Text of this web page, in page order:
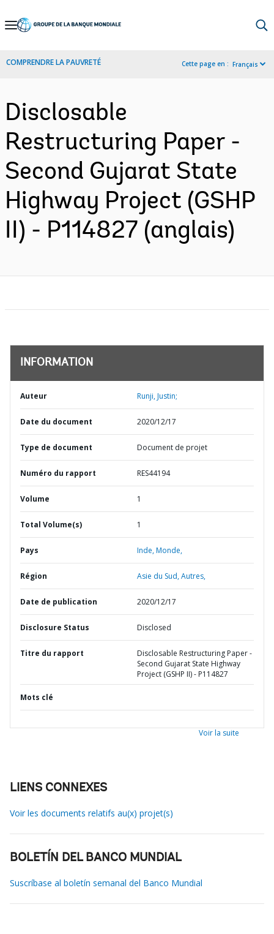
Skip
Navigation
COMPRENDRE LA PAUVRETÉ Cette page en : Français
Disclosable
Restructuring Paper -
Second Gujarat State
Highway Project (GSHP
II) - P114827 (anglais)
INFORMATION
Auteur Runji, Justin;
Date du document 2020/12/17
Type de document Document de projet
Numéro du rapport RES44194
Volume 1
Total Volume(s) 1
Pays Inde,Monde,
Région Asie du Sud,Autres,
Date de publication 2020/12/17
Disclosure Status Disclosed
Titre du rapport
Disclosable Restructuring Paper -
Second Gujarat State Highway
Project (GSHP II) - P114827
Mots clé
Voir la suite
LIENS CONNEXES
Voir les documents relatifs au(x) projet(s)
BOLETÍN DEL BANCO MUNDIAL
Suscríbase al boletín semanal del Banco Mundial